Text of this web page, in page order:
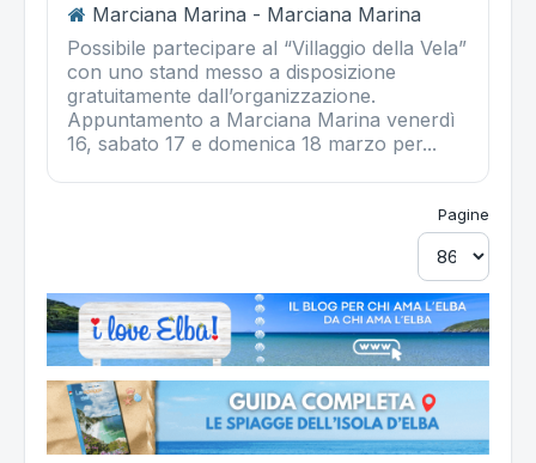
Marciana Marina - Marciana Marina
Possibile partecipare al “Villaggio della Vela”
con uno stand messo a disposizione
gratuitamente dall’organizzazione.
Appuntamento a Marciana Marina venerdì
16, sabato 17 e domenica 18 marzo per...
Pagine